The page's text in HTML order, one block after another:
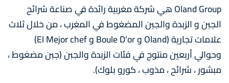
Oland Group هي شركة مغربية رائدة في صناعة شرائح
الجبن و الزبدة والجبن المضغوط في المغرب ، من خلال ثلاث
علامات تجارية (Oland و Boule D'or و El Mejor chef)
وحوالي أربعين منتوج في فئات الزبدة والجبن (جبن مضغوط ،
مبشور ، شرائح ، مذوب ، كورو بلوك).